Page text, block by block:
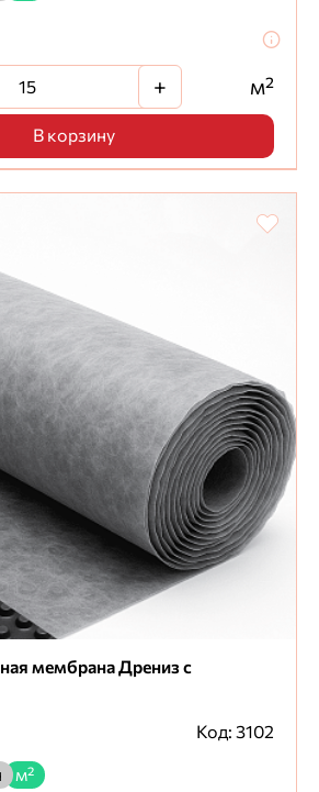
+ м²
В корзину
мембрана Дрениз с
Код: 3102
м²